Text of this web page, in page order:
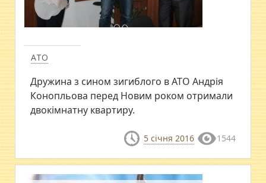
АТО
Дружина з сином зигиблого в АТО Андрія
Конопльова перед Новим роком отримали
двокімнатну квартиру.
5 січня 2016 1544